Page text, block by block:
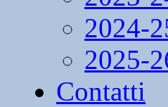
2024-
2025-
Contatti